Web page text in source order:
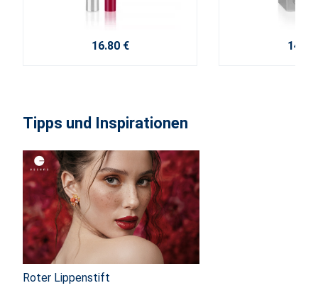
16.80 € 14.70
Tipps und Inspirationen
Roter Lippenstift